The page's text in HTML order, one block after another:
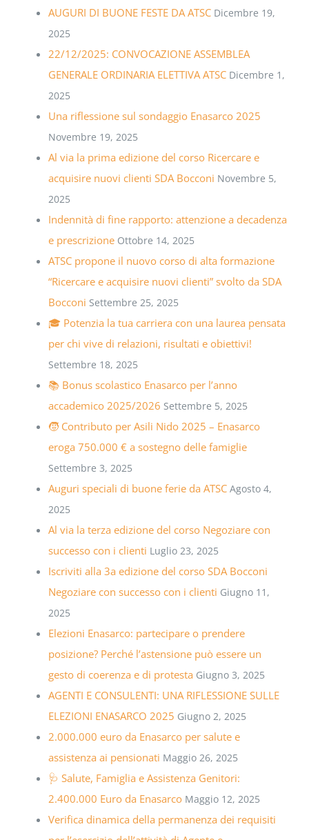
AUGURI DI BUONE FESTE DA ATSC Dicembre 19,
2025
22/12/2025: CONVOCAZIONE ASSEMBLEA
GENERALE ORDINARIA ELETTIVA ATSC Dicembre 1,
2025
Una riflessione sul sondaggio Enasarco 2025
Novembre 19, 2025
Al via la prima edizione del corso Ricercare e
acquisire nuovi clienti SDA Bocconi Novembre 5,
2025
Indennità di fine rapporto: attenzione a decadenza
e prescrizione Ottobre 14, 2025
ATSC propone il nuovo corso di alta formazione
“Ricercare e acquisire nuovi clienti” svolto da SDA
Bocconi Settembre 25, 2025
🎓 Potenzia la tua carriera con una laurea pensata
per chi vive di relazioni, risultati e obiettivi!
Settembre 18, 2025
📚 Bonus scolastico Enasarco per l’anno
accademico 2025/2026 Settembre 5, 2025
🧒 Contributo per Asili Nido 2025 – Enasarco
eroga 750.000 € a sostegno delle famiglie
Settembre 3, 2025
Auguri speciali di buone ferie da ATSC Agosto 4,
2025
Al via la terza edizione del corso Negoziare con
successo con i clienti Luglio 23, 2025
Iscriviti alla 3a edizione del corso SDA Bocconi
Negoziare con successo con i clienti Giugno 11,
2025
Elezioni Enasarco: partecipare o prendere
posizione? Perché l’astensione può essere un
gesto di coerenza e di protesta Giugno 3, 2025
AGENTI E CONSULENTI: UNA RIFLESSIONE SULLE
ELEZIONI ENASARCO 2025 Giugno 2, 2025
2.000.000 euro da Enasarco per salute e
assistenza ai pensionati Maggio 26, 2025
🩺 Salute, Famiglia e Assistenza Genitori:
2.400.000 Euro da Enasarco Maggio 12, 2025
Verifica dinamica della permanenza dei requisiti